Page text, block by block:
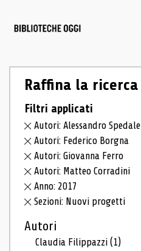
Raffina la ricerca
Filtri applicati
Autori: Alessandro Spedale
Autori: Federico Borgna
Autori: Giovanna Ferro
Autori: Matteo Corradini
Anno: 2017
Sezioni: Nuovi progetti
Autori
Claudia Filippazzi(1)